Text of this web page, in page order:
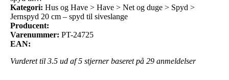
Kategori: Hus og Have > Have > Net og duge > Spyd >
Jernspyd 20 cm – spyd til siveslange
Producent:
Varenummer: PT-24725
EAN:
Vurderet til 3.5 ud af 5 stjerner baseret på 29 anmeldelser